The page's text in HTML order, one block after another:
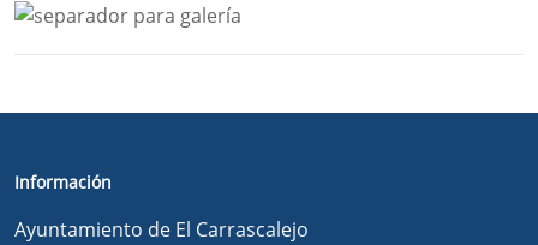
Información
Ayuntamiento de El Carrascalejo